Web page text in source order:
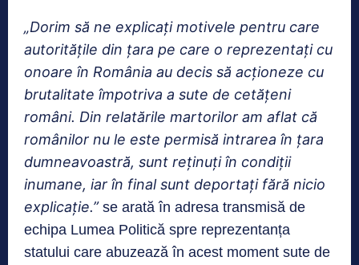
„Dorim să ne explicați motivele pentru care
autoritățile din țara pe care o reprezentați cu
onoare în România au decis să acționeze cu
brutalitate împotriva a sute de cetățeni
români. Din relatările martorilor am aflat că
românilor nu le este permisă intrarea în țara
dumneavoastră, sunt reținuți în condiții
inumane, iar în final sunt deportați fără nicio
explicație.”se arată în adresa transmisă de
echipa Lumea Politică spre reprezentanța
statului care abuzează în acest moment sute de